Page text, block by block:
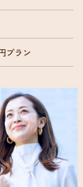
プラン